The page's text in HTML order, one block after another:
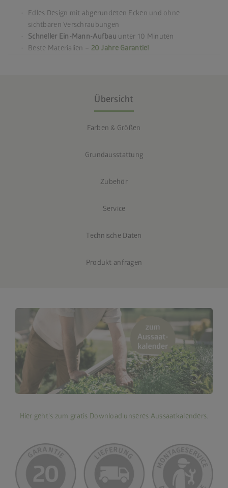
Edles Design mit abgerundeten Ecken und ohne
sichtbaren Verschraubungen
Schneller Ein-Mann-Aufbau unter 10 Minuten
Beste Materialien – 20 Jahre Garantie!
Übersicht
Farben & Größen
Grundausstattung
Zubehör
Service
Technische Daten
Produkt anfragen
Hier geht's zum gratis Download unseres Aussaatkalenders.